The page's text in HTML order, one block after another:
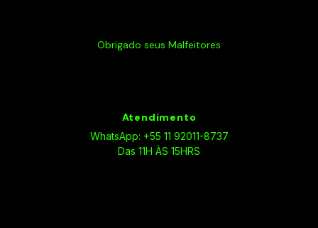
Obrigado seus Malfeitores
Atendimento
WhatsApp: +55 11 92011-8737
Das 11H ÀS 15HRS